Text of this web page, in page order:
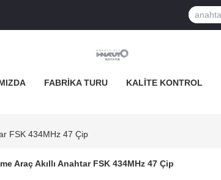
FABRIKA TURU KALITE KONTROL
FSK 434MHz 47 Çip
Araç Akıllı Anahtar FSK 434MHz 47 Çip